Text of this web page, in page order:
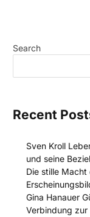
Search
Recent
Sven Kroll
und seine
Die stille
Gina Hanauer
Verbindung